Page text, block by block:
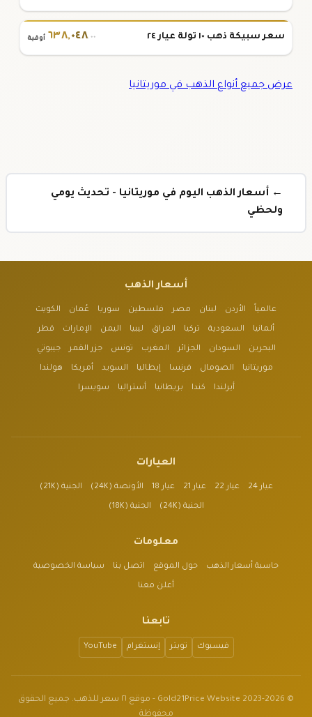
سعر سبيكة ذهب ١٠ تولة عيار ٢٤ ٦٣٨,٠٤٨.٠٠ أوقية
عرض جميع أنواع الذهب في موريتانيا
← أسعار الذهب اليوم في موريتانيا - تحديث يومي
ولحظي
أسعار الذهب
عالمياً الأردن لبنان مصر فلسطين سوريا عُمان الكويت
ألمانيا السعودية تركيا العراق ليبيا اليمن الإمارات قطر
البحرين السودان الجزائر المغرب تونس جزر القمر جيبوتي
موريتانيا الصومال فرنسا إيطاليا السويد أمريكا هولندا
أيرلندا كندا بريطانيا أستراليا سويسرا
العيارات
عيار 24 عيار 22 عيار 21 عيار 18 الأونصة (24K) الجنية (21K)
الجنية (24K) الجنية (18K)
معلومات
حاسبة أسعار الذهب حول الموقع اتصل بنا سياسة الخصوصية
أعلن معنا
تابعنا
فيسبوك تويتر إنستغرام YouTube
© 2023-2026 Gold21Price Website - موقع ٢١ سعر للذهب. جميع الحقوق
محفوظة